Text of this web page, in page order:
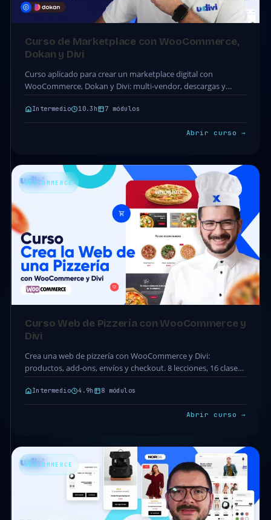
Curso de Marketplace con WooCommerce,
Dokan y Divi
Curso aplicado para crear un marketplace digital con
WooCommerce, Dokan y Divi: multi-vendor, descargas y
comisiones. 7 módulos · 26 clases · 10.3h.
Intermedio 10.3h 7 módulos
Abrir curso →
WOOCOMMERCE
Curso Web de Pizzería con WooCommerce y
Divi
Crea una web de pizzería con WooCommerce y Divi:
productos, add-ons, envíos y checkout. 8 lecciones, 16 clases
y 4.9h.
Intermedio 4.9h 8 módulos
Abrir curso →
WOOCOMMERCE